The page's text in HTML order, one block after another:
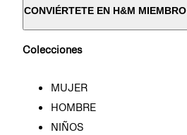
CONVIÉRTETE EN H&M MIEMBRO
Colecciones
MUJER
HOMBRE
NIÑOS